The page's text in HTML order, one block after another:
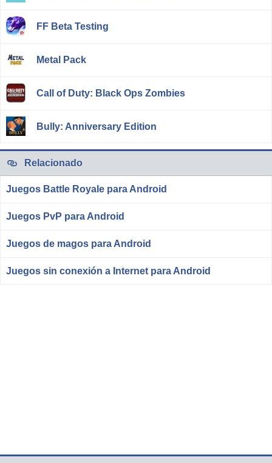
FF Beta Testing
Metal Pack
Call of Duty: Black Ops Zombies
Bully: Anniversary Edition
Relacionado
Juegos Battle Royale para Android
Juegos PvP para Android
Juegos de magos para Android
Juegos sin conexión a Internet para Android